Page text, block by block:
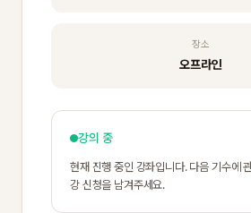
장소
오프라인
강의 중
현재 진행 중인 강좌입니다. 다음 기수에
강 신청을 남겨주세요.